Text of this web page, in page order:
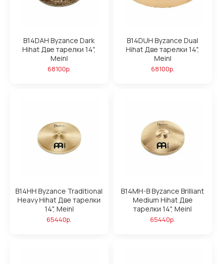
B14DAH Byzance Dark
Hihat Две тарелки 14",
Meinl
68100р.
B14DUH Byzance Dual
Hihat Две тарелки 14",
Meinl
68100р.
B14HH Byzance Traditional
Heavy Hihat Две тарелки
14", Meinl
65440р.
B14MH-B Byzance Brilliant
Medium Hihat Две
тарелки 14", Meinl
65440р.